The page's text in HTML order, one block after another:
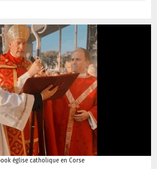
église catholique en Corse